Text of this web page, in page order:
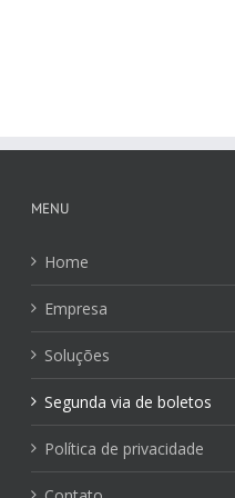
MENU
Home
Empresa
Soluções
Segunda via de boletos
Política de privacidade